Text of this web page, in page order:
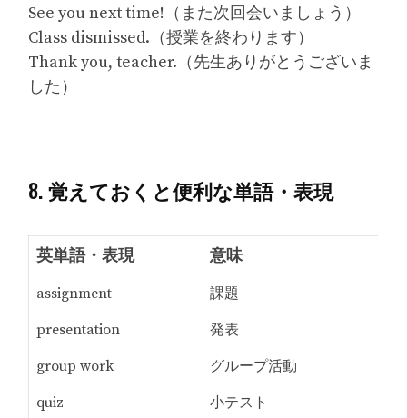
See you next time!（また次回会いましょう）
Class dismissed.（授業を終わります）
Thank you, teacher.（先生ありがとうございま
した）
8. 覚えておくと便利な単語・表現
英単語・表現 意味
assignment
課題
presentation
発表
group work
グループ活動
quiz
小テスト